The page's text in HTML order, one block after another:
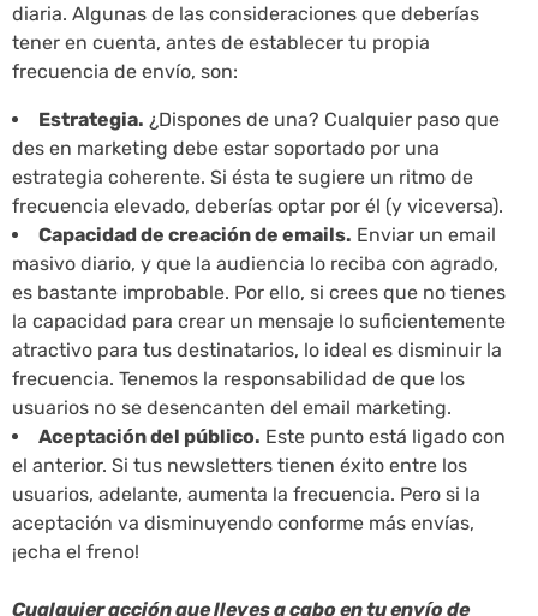
diaria. Algunas de las consideraciones que deberías
tener en cuenta, antes de establecer tu propia
frecuencia de envío, son:
Estrategia. ¿Dispones de una? Cualquier paso que
des en marketing debe estar soportado por una
estrategia coherente. Si ésta te sugiere un ritmo de
frecuencia elevado, deberías optar por él (y viceversa).
Capacidad de creación de emails. Enviar un email
masivo diario, y que la audiencia lo reciba con agrado,
es bastante improbable. Por ello, si crees que no tienes
la capacidad para crear un mensaje lo suficientemente
atractivo para tus destinatarios, lo ideal es disminuir la
frecuencia. Tenemos la responsabilidad de que los
usuarios no se desencanten del email marketing.
Aceptación del público. Este punto está ligado con
el anterior. Si tus newsletters tienen éxito entre los
usuarios, adelante, aumenta la frecuencia. Pero si la
aceptación va disminuyendo conforme más envías,
¡echa el freno!
Cualquier acción que lleves a cabo en tu envío de